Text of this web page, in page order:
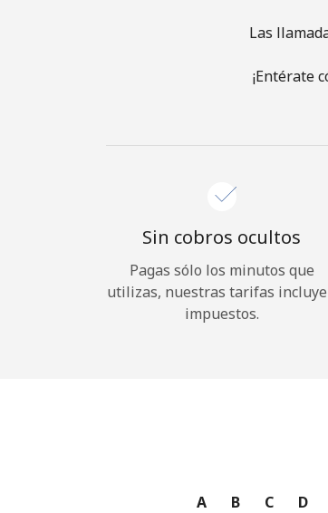
Las
¡Entérate
Sin cobros ocultos
Pagas sólo los minutos que
utilizas, nuestras tarifas
impuestos.
A B C D